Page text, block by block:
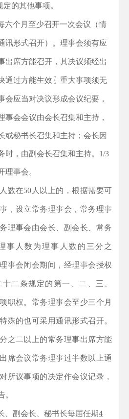
定的其他事项。
六个月至少召开一次会议（情
讯形式召开）。理事会须有应
出席方能召开，其决议须经出
通过方能生效〖重大事项须无
会应当对决议形成会议纪要，
事会会议由会长召集和主持，
或秘书长召集和主持；会长因
时，由副会长召集和主持。 1/3
理事会。
数在50人以上的，根据需要可
，设立常务理事会，常务理事
理事会由会长、副会长、常务
事人数为理事人数的三分之
事会闭会期间，经理事会授权
二条规定的第一、二、三、
职权。常务理事会至少三个月
殊的也可采用通讯形式召开。
之二以上的常务理事出席方能
席会议常务理事过半数以上通
所议事项的决定作会议记录，
。
、副会长、秘书长每届任期4